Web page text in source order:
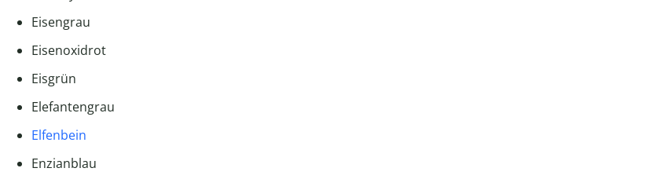
Eisengrau
Eisenoxidrot
Eisgrün
Elefantengrau
Elfenbein
Enzianblau